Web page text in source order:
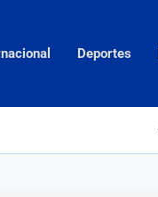
Deportes